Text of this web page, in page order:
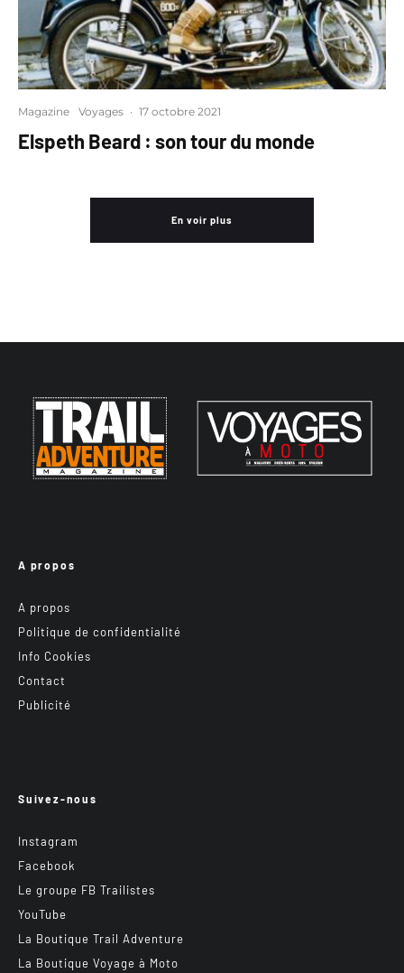
Magazine Voyages · 17 octobre 2021
Elspeth Beard : son tour du monde
En voir plus
A propos
A propos
Politique de confidentialité
Info Cookies
Contact
Publicité
Suivez-nous
Instagram
Facebook
Le groupe FB Trailistes
YouTube
La Boutique Trail Adventure
La Boutique Voyage à Moto